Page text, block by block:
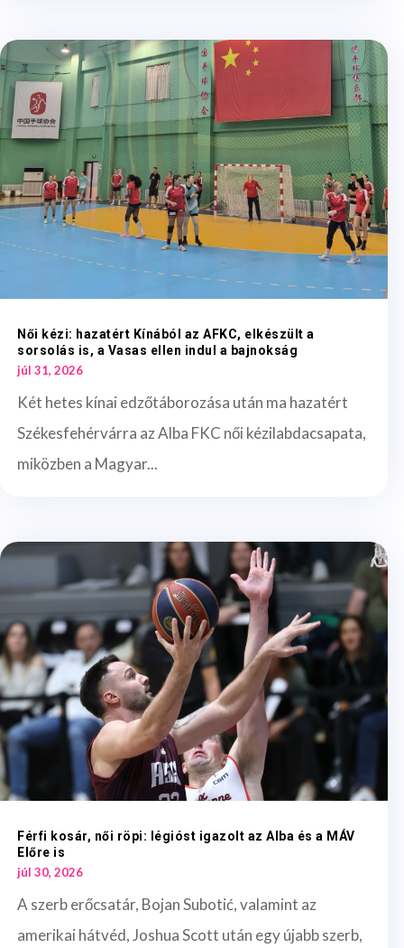
Női kézi: hazatért Kínából az AFKC, elkészült a
sorsolás is, a Vasas ellen indul a bajnokság
júl 31, 2026
Két hetes kínai edzőtáborozása után ma hazatért
Székesfehérvárra az Alba FKC női kézilabdacsapata,
miközben a Magyar...
Férfi kosár, női röpi: légióst igazolt az Alba és a MÁV
Előre is
júl 30, 2026
A szerb erőcsatár, Bojan Subotić, valamint az
amerikai hátvéd, Joshua Scott után egy újabb szerb,